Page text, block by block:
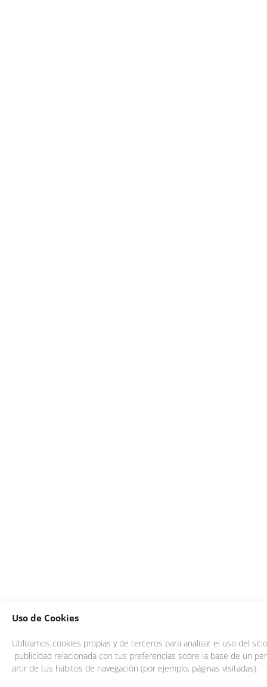
Uso de Cookies
Utilizamos cookies propias y de terceros para analizar el uso del
publicidad relacionada con tus preferencias sobre la base de un
artir de tus hábitos de navegación (por ejemplo, páginas visitadas).